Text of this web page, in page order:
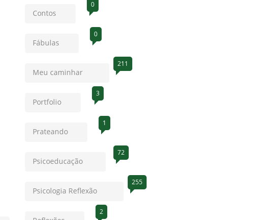
Contos
0
Fábulas
0
Meu caminhar
211
Portfolio
3
Prateando
1
Psicoeducação
72
Psicologia Reflexão
255
2